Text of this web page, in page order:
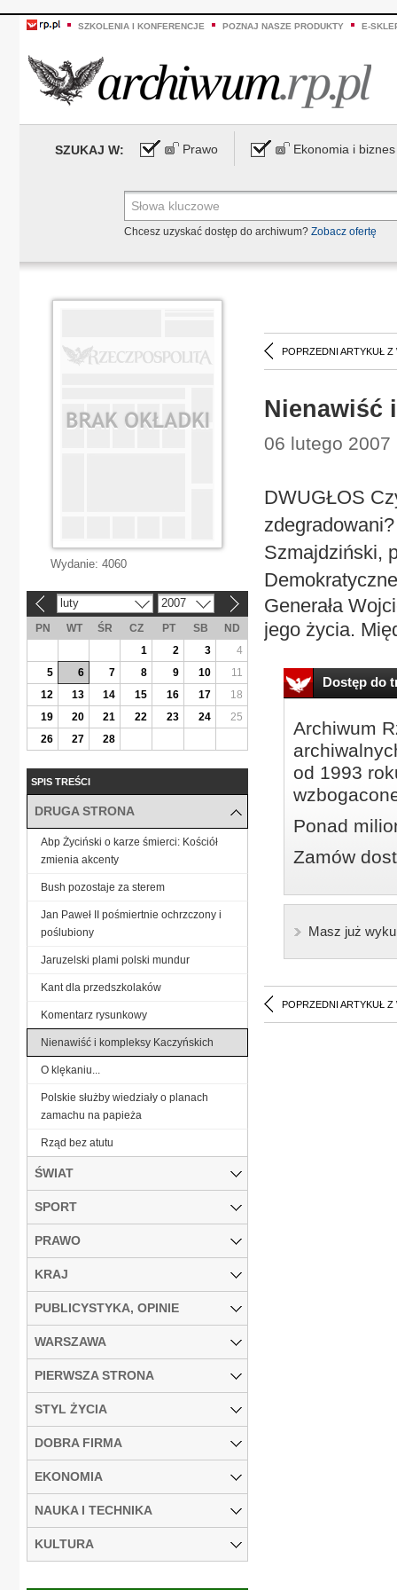
SZKOLENIA I KONFERENCJE POZNAJ NASZE PRODUKTY E-
SZUKAJ W: Prawo Ekonomia i biznes
Chcesz uzyskać dostęp do archiwum? Zobacz ofertę
POPRZEDNI ARTYKUŁ Z
Nienawiść
06 lutego 2007
DWUGŁOS
Szmajdziński,
Generała
jego życia.
Dostęp do
Archiwum
od 1993
Ponad
Zamów
Masz już
POPRZEDNI ARTYKUŁ Z
Wydanie: 4060
luty 2007
PN WT ŚR CZ PT SB
ND
1
2 3
4
5
6 7 8 9 10
11
12
13 14 15 16 17
18
19
20 21 22 23 24
25
26
27 28
SPIS TREŚCI
DRUGA STRONA
Abp Życiński o karze śmierci: Kościół
zmienia akcenty
Bush pozostaje za sterem
Jan Paweł II pośmiertnie ochrzczony i
poślubiony
Jaruzelski plami polski mundur
Kant dla przedszkolaków
Komentarz rysunkowy
Nienawiść i kompleksy Kaczyńskich
O klękaniu...
Polskie służby wiedziały o planach
zamachu na papieża
Rząd bez atutu
ŚWIAT
SPORT
PRAWO
KRAJ
PUBLICYSTYKA, OPINIE
WARSZAWA
PIERWSZA STRONA
STYL ŻYCIA
DOBRA FIRMA
EKONOMIA
NAUKA I TECHNIKA
KULTURA